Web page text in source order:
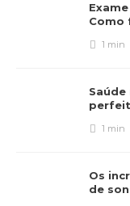
Como
1 min
1 min
Os
de